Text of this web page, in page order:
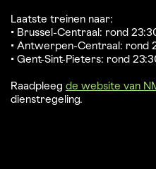
Laatste treinen naar:
• Brussel-Centraal: rond
• Antwerpen-Centraal: rond
• Gent-Sint-Pieters: rond
Raadpleeg de website van
dienstregeling.